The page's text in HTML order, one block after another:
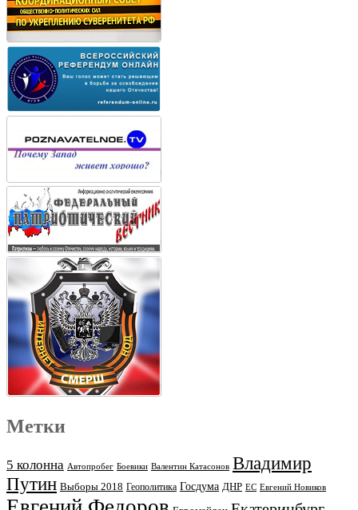
Метки
5 колонна Автопробег Боевики Валентин Катасонов Владимир
Путин Выборы 2018 Геополитика Госдума ДНР ЕС Евгений Новиков